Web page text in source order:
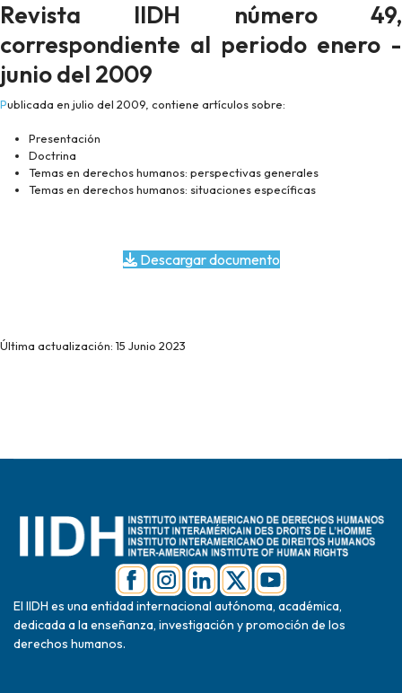
Revista IIDH número 49,
correspondiente al periodo enero -
junio del 2009
Publicada en julio del 2009, contiene artículos sobre:
Presentación
Doctrina
Temas en derechos humanos: perspectivas generales
Temas en derechos humanos: situaciones específicas
Descargar documento
Última actualización: 15 Junio 2023
El IIDH es una entidad internacional autónoma, académica,
dedicada a la enseñanza, investigación y promoción de los
derechos humanos.